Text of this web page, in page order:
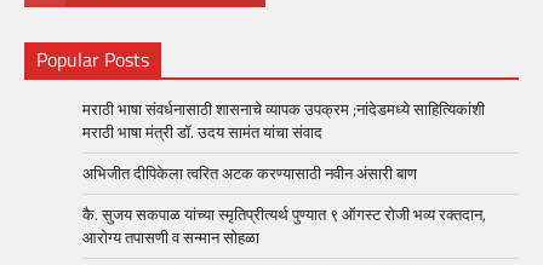
Popular Posts
मराठी भाषा संवर्धनासाठी शासनाचे व्यापक उपक्रम ;नांदेडमध्ये साहित्यिकांशी
मराठी भाषा मंत्री डॉ. उदय सामंत यांचा संवाद
अभिजीत दीपिकेला त्वरित अटक करण्यासाठी नवीन अंसारी बाण
कै. सुजय सकपाळ यांच्या स्मृतिप्रीत्यर्थ पुण्यात ९ ऑगस्ट रोजी भव्य रक्तदान,
आरोग्य तपासणी व सन्मान सोहळा